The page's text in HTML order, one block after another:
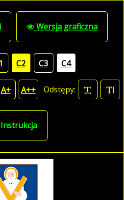
Wersja graficzna
C2 C3 C4
A+ A++ Odstępy: